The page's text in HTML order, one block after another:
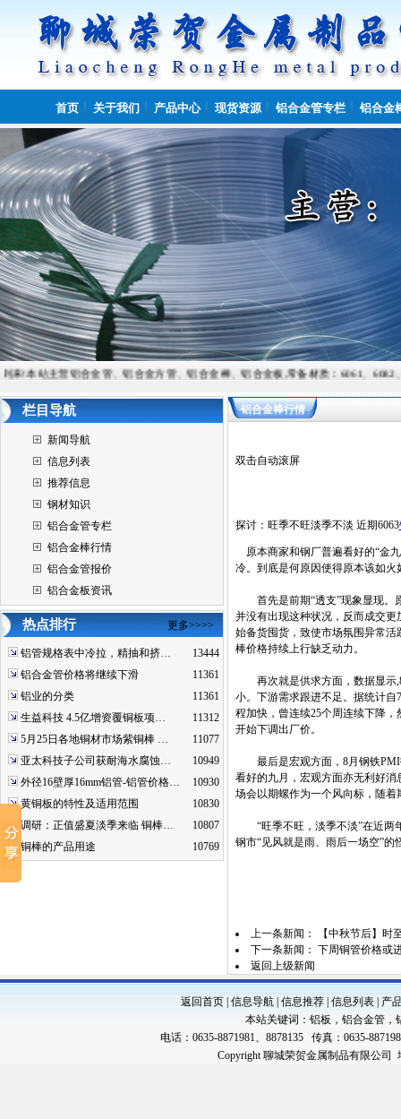
首页 关于我们 产品中心 现货资源 铝合金管专栏 铝合金
!本站主营铝合金管、铝合金方管、铝合金棒、铝合金板,常备材质：6061、6082、
栏目导航
新闻导航
信息列表
推荐信息
钢材知识
铝合金管专栏
铝合金棒行情
铝合金管报价
铝合金板资讯
热点排行 更多>>>>
铝管规格表中冷拉，精抽和挤…
13444
铝合金管价格将继续下滑
11361
铝业的分类
11361
生益科技 4.5亿增资覆铜板项…
11312
5月25日各地铜材市场紫铜棒 …
11077
亚太科技子公司获耐海水腐蚀…
10949
外径16壁厚16mm铝管-铝管价格…
10930
黄铜板的特性及适用范围
10830
调研：正值盛夏淡季来临 铜棒…
10807
铜棒的产品用途
10769
铝合金棒行情
双击自动滚屏
探讨：旺季不旺淡季不淡 近期6063
原本商家和钢厂普遍看好的“金
冷。到底是何原因使得原本该如火
首先是前期“透支”现象显现。原
并没有出现这种状况，反而成交
始备货囤货，致使市场氛围异常活
棒价格持续上行缺乏动力。
再次就是供求方面，数据显示,8
小。下游需求跟进不足。据统计自
程加快，曾连续25个周连续下降
开始下调出厂价。
最后是宏观方面，8月钢铁PMI
看好的九月，宏观方面亦无利好
场会以期螺作为一个风向标，随
“旺季不旺，淡季不淡”在近两
钢市“见风就是雨、雨后一场空”
上一条新闻：
【中秋节后】时
下一条新闻： 下周铜管价格或
返回上级新闻
返回首页 信息导航 信息推荐 信息列表
产
本站关键词： 铝板 ， 铝合金管 ，
电话：0635-8871981、8878135 传真：0635-
Copyright 聊城荣贺金属制品有限公